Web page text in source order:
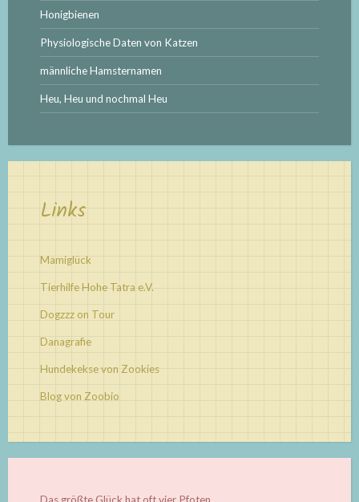
Honigbienen
Physiologische Daten von Katzen
männliche Hamsternamen
Heu, Heu und nochmal Heu
Links
Mamiglück
Tierhilfe Hohe Tatra e.V.
Dogzzz on Tour
Danagrafie
Hundekekse von Zookies
Blog von Zoobio